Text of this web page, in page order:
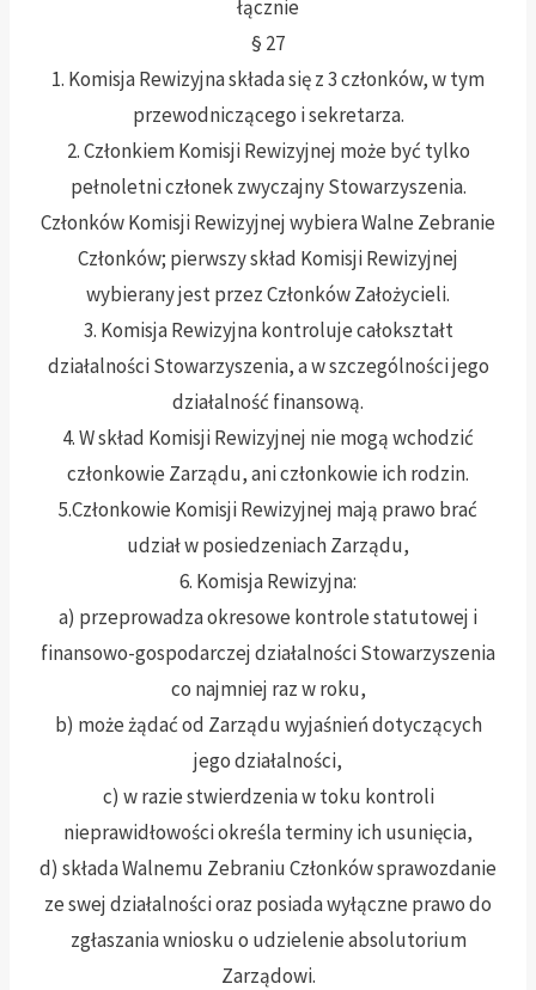
łącznie
§ 27
1. Komisja Rewizyjna składa się z 3 członków, w tym
przewodniczącego i sekretarza.
2. Członkiem Komisji Rewizyjnej może być tylko
pełnoletni członek zwyczajny Stowarzyszenia.
Członków Komisji Rewizyjnej wybiera Walne Zebranie
Członków; pierwszy skład Komisji Rewizyjnej
wybierany jest przez Członków Założycieli.
3. Komisja Rewizyjna kontroluje całokształt
działalności Stowarzyszenia, a w szczególności jego
działalność finansową.
4. W skład Komisji Rewizyjnej nie mogą wchodzić
członkowie Zarządu, ani członkowie ich rodzin.
5.Członkowie Komisji Rewizyjnej mają prawo brać
udział w posiedzeniach Zarządu,
6. Komisja Rewizyjna:
a) przeprowadza okresowe kontrole statutowej i
finansowo-gospodarczej działalności Stowarzyszenia
co najmniej raz w roku,
b) może żądać od Zarządu wyjaśnień dotyczących
jego działalności,
c) w razie stwierdzenia w toku kontroli
nieprawidłowości określa terminy ich usunięcia,
d) składa Walnemu Zebraniu Członków sprawozdanie
ze swej działalności oraz posiada wyłączne prawo do
zgłaszania wniosku o udzielenie absolutorium
Zarządowi.